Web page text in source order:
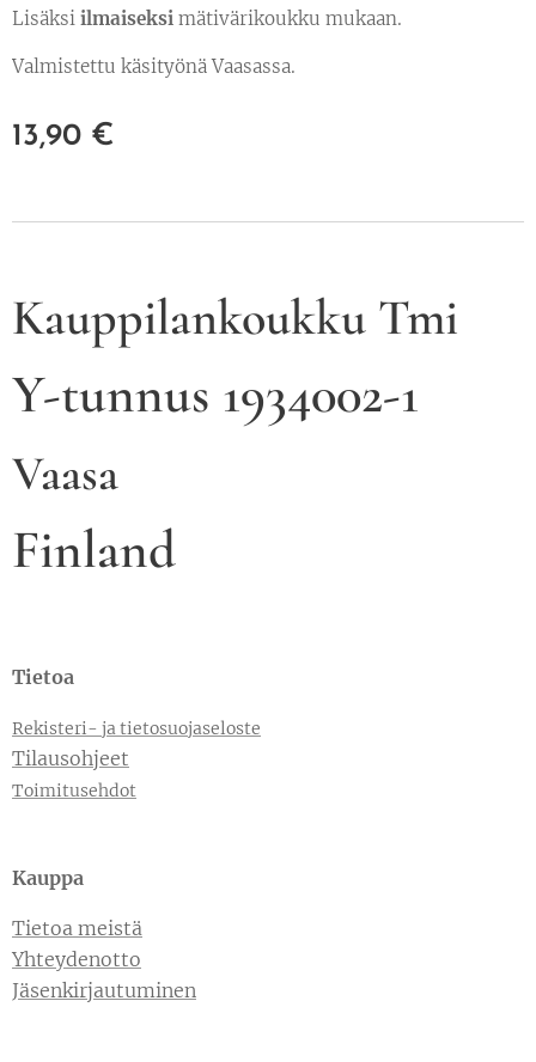
Lisäksi ilmaiseksi mätivärikoukku mukaan.
Valmistettu käsityönä Vaasassa.
13,90 €
Kauppilankoukku Tmi
Y-tunnus 1934002-1
Vaasa
Finland
Tietoa
Rekisteri- ja tietosuojaseloste
Tilausohjeet
Toimitusehdot
Kauppa
Tietoa meistä
Yhteydenotto
Jäsenkirjautuminen